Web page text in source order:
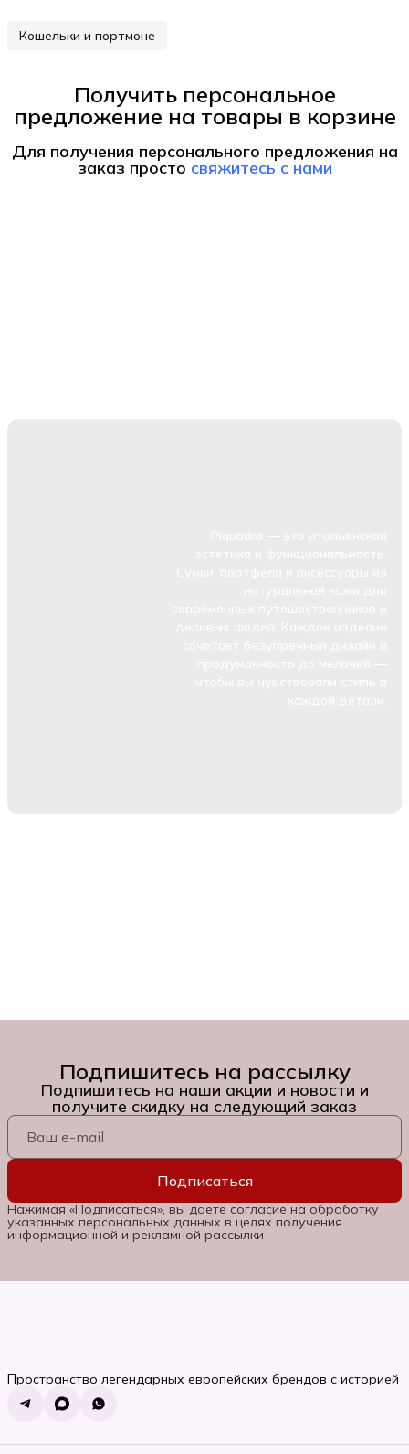
Кошельки и портмоне
Получить персональное
предложение на товары в корзине
Для получения персонального предложения на
заказ просто свяжитесь с нами
Подпишитесь на рассылку
Подпишитесь на наши акции и новости и
получите скидку на следующий заказ
Подписаться
Нажимая «Подписаться», вы даете согласие на обработку
указанных персональных данных в целях получения
информационной и рекламной рассылки
Пространство легендарных европейских брендов с историей